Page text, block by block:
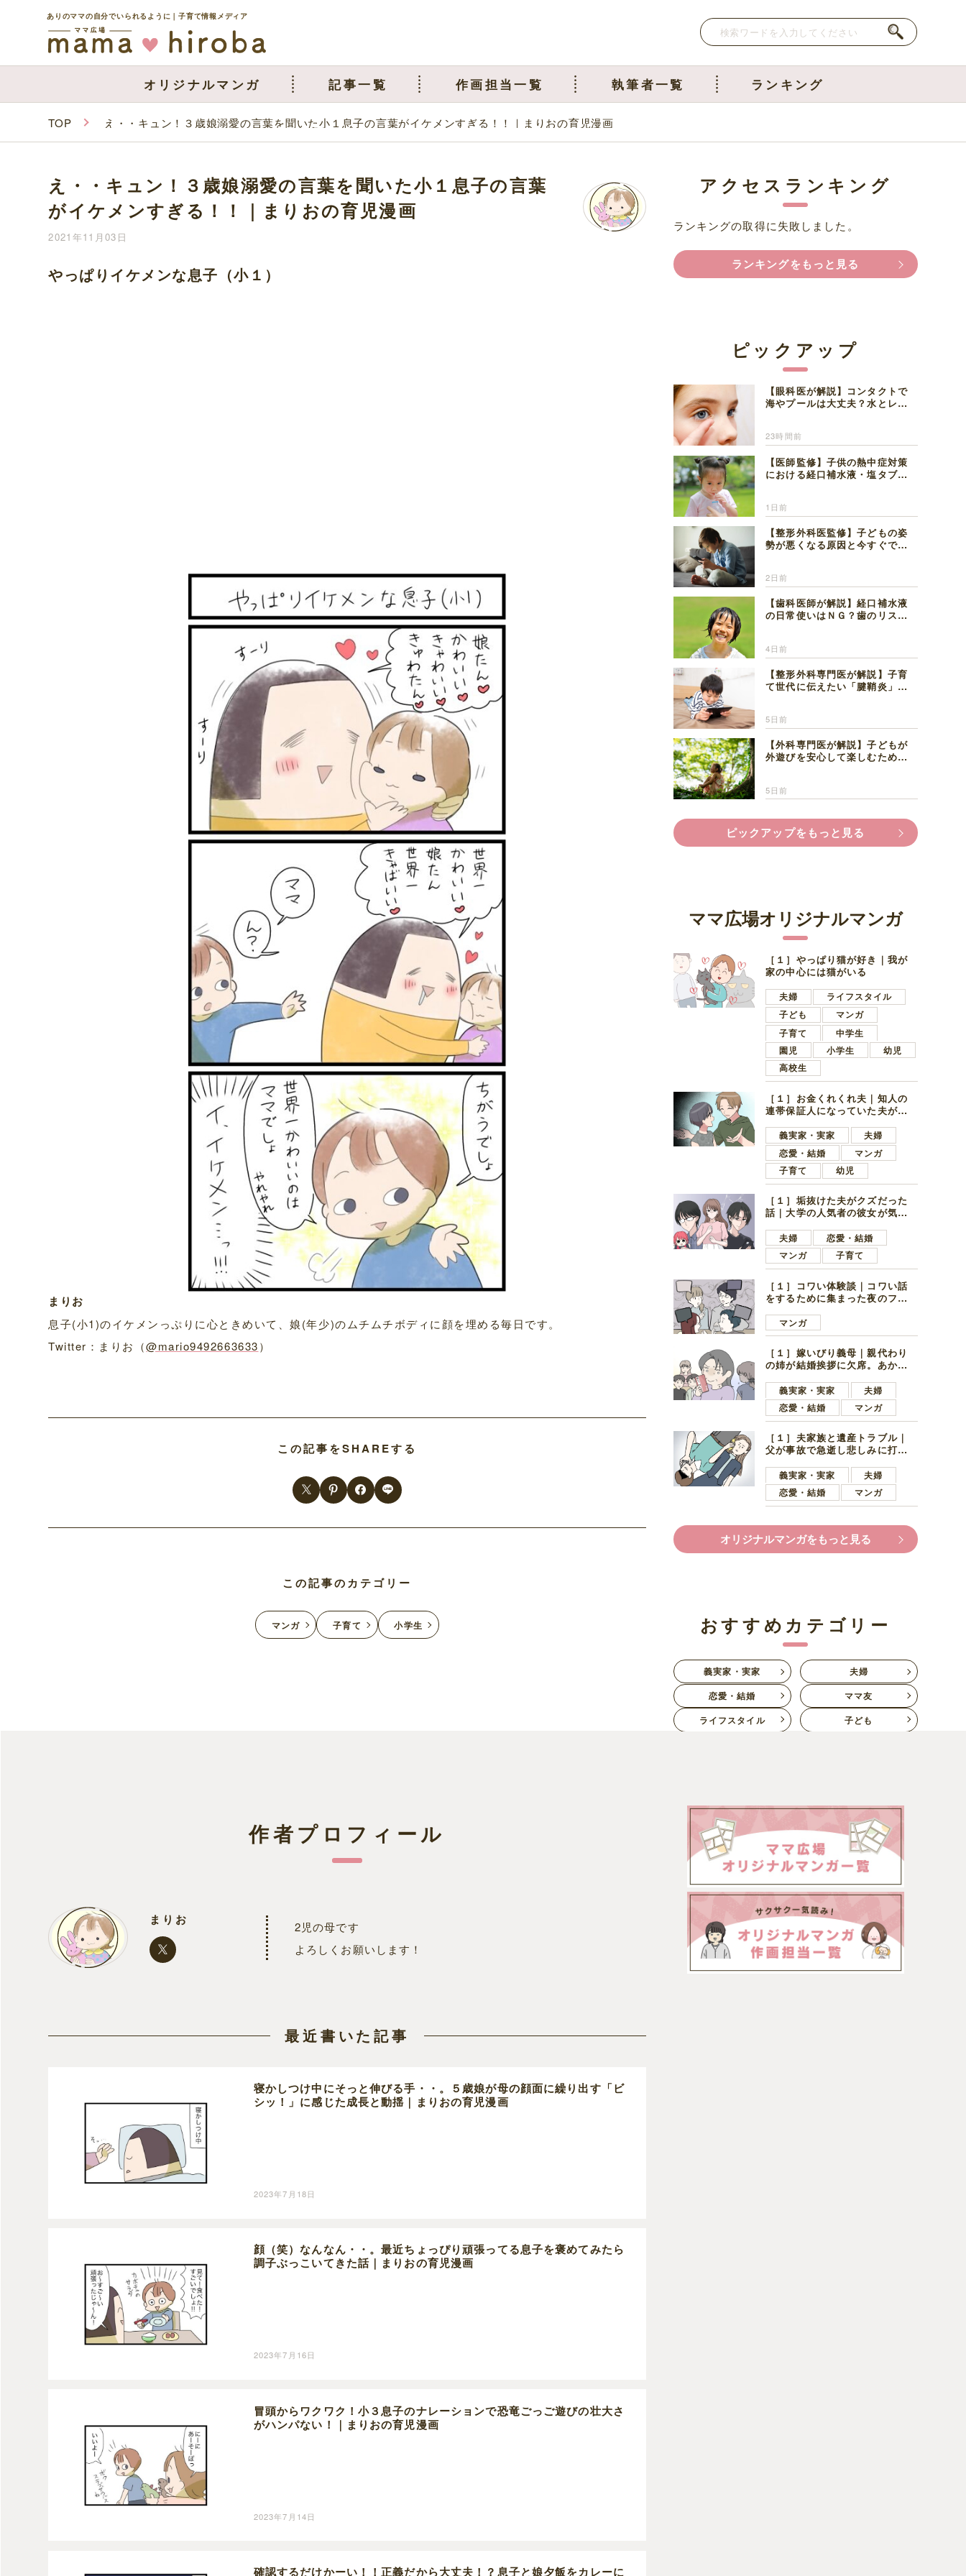
ありのママの自分でいられるように｜子育て情報メディア
オリジナルマンガ 記事一覧 作画担当一覧 執筆者一覧 ランキング
TOP え・・キュン！３歳娘溺愛の言葉を聞いた小１息子の言葉がイケメンすぎる！！｜まりおの育児漫画
え・・キュン！３歳娘溺愛の言葉を聞いた小１息子の言葉
がイケメンすぎる！！｜まりおの育児漫画
2021年11月03日
やっぱりイケメンな息子（小１）
まりお
息子(小1)のイケメンっぷりに心ときめいて、娘(年少)のムチムチボディに顔を埋める毎日です。
Twitter：まりお（@mario9492663633）
この記事をSHAREする
この記事のカテゴリー
マンガ 子育て 小学生
作者プロフィール
まりお
2児の母です
よろしくお願いします！
最近書いた記事
寝かしつけ中にそっと伸びる手・・。５歳娘が母の顔面に繰り出す「ビ
シッ！」に感じた成長と動揺｜まりおの育児漫画
2023年7月18日
顔（笑）なんなん・・。最近ちょっぴり頑張ってる息子を褒めてみたら
調子ぶっこいてきた話｜まりおの育児漫画
2023年7月16日
冒頭からワクワク！小３息子のナレーションで恐竜ごっご遊びの壮大さ
がハンパない！｜まりおの育児漫画
2023年7月14日
確認するだけかーい！！正義だから大丈夫！？息子と娘夕飯をカレーに
アクセスランキング
ランキングの取得に失敗しました。
ランキングをもっと見る
ピックアップ
【眼科医が解説】コンタクトで
海やプールは大丈夫？水とレン
23時間前
【医師監修】子供の熱中症対策
における経口補水液・塩タブレ
1日前
【整形外科医監修】子どもの姿
勢が悪くなる原因と今すぐでき
2日前
【歯科医師が解説】経口補水液
の日常使いはＮＧ？歯のリスク
4日前
【整形外科専門医が解説】子育
て世代に伝えたい「腱鞘炎」の
5日前
【外科専門医が解説】子どもが
外遊びを安心して楽しむため
5日前
ピックアップをもっと見る
ママ広場オリジナルマンガ
［１］やっぱり猫が好き｜我が
家の中心には猫がいる
夫婦
ライフスタイル
子ども
マンガ
子育て
中学生
園児
小学生
幼児
高校生
［１］お金くれくれ夫｜知人の
連帯保証人になっていた夫が家
言ってきた
義実家・実家
夫婦
恋愛・結婚
マンガ
子育て
幼児
［１］垢抜けた夫がクズだった
話｜大学の人気者の彼女が気に
子学生
夫婦
恋愛・結婚
マンガ
子育て
［１］コワい体験談｜コワい話
をするために集まった夜のファ
好きの男の子ママ
マンガ
［１］嫁いびり義母｜親代わり
の姉が結婚挨拶に欠席。あから
義実家・実家
夫婦
恋愛・結婚
マンガ
［１］夫家族と遺産トラブル｜
父が事故で急逝し悲しみに打ち
ます夫
義実家・実家
夫婦
恋愛・結婚
マンガ
オリジナルマンガをもっと見る
おすすめカテゴリー
義実家・実家
夫婦
恋愛・結婚
ママ友
ライフスタイル
子ども